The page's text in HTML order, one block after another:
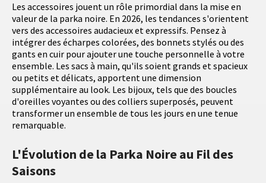
Les accessoires jouent un rôle primordial dans la mise en
valeur de la parka noire. En 2026, les tendances s'orientent
vers des accessoires audacieux et expressifs. Pensez à
intégrer des écharpes colorées, des bonnets stylés ou des
gants en cuir pour ajouter une touche personnelle à votre
ensemble. Les sacs à main, qu'ils soient grands et spacieux
ou petits et délicats, apportent une dimension
supplémentaire au look. Les bijoux, tels que des boucles
d'oreilles voyantes ou des colliers superposés, peuvent
transformer un ensemble de tous les jours en une tenue
remarquable.
L'Évolution de la Parka Noire au Fil des
Saisons